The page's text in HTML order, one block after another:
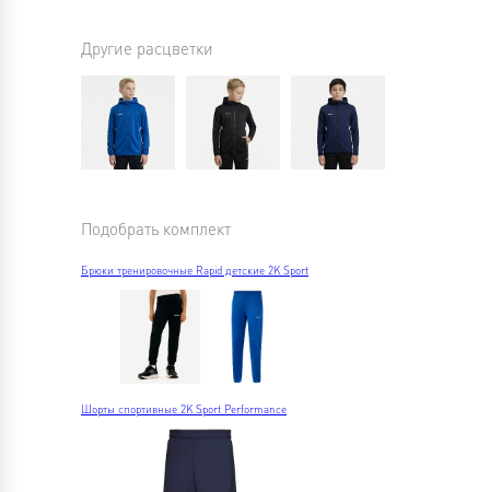
Другие расцветки
Подобрать комплект
Брюки тренировочные Rapid детские 2K Sport
Шорты спортивные 2K Sport Performance